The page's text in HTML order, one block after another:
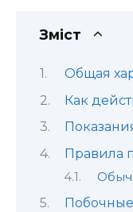
Зміст
Общая
Как
Правила